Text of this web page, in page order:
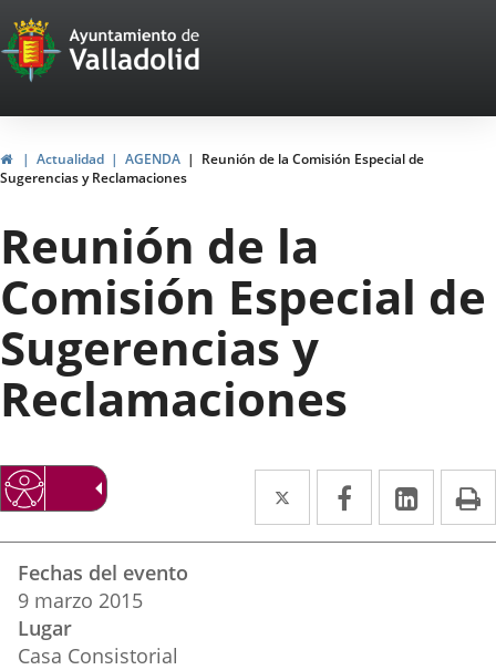
Portal
Web
del
Ayuntamiento
de
Valladolid
InicioActualidad AGENDA
Reunión de la Comisión Especial de
Sugerencias y Reclamaciones
Reunión de la
Comisión Especial de
Sugerencias y
Reclamaciones
Twitter
Enlace
a
Facebook
Enlace
a
Enlace
a
del
evento
Fechas del evento
9 marzo 2015
Lugar
Casa Consistorial